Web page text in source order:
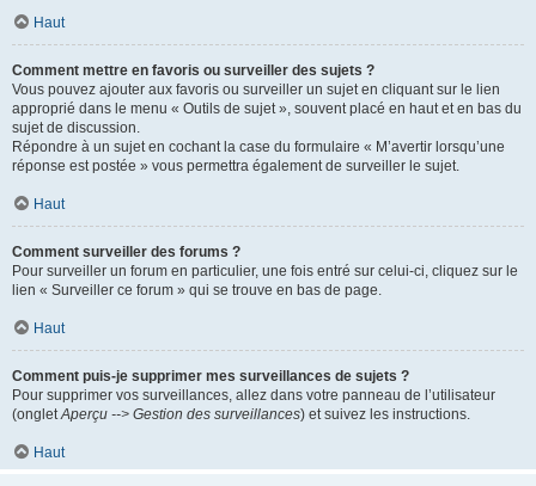
Haut
Comment mettre en favoris ou surveiller des sujets ?
Vous pouvez ajouter aux favoris ou surveiller un sujet en cliquant sur le lien
approprié dans le menu « Outils de sujet », souvent placé en haut et en bas du
sujet de discussion.
Répondre à un sujet en cochant la case du formulaire « M’avertir lorsqu’une
réponse est postée » vous permettra également de surveiller le sujet.
Haut
Comment surveiller des forums ?
Pour surveiller un forum en particulier, une fois entré sur celui-ci, cliquez sur le
lien « Surveiller ce forum » qui se trouve en bas de page.
Haut
Comment puis-je supprimer mes surveillances de sujets ?
Pour supprimer vos surveillances, allez dans votre panneau de l’utilisateur
(ongletAperçu --> Gestion des surveillances) et suivez les instructions.
Haut